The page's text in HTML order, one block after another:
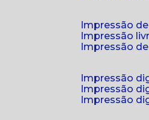
impressão
impressão
impressão
impressão
impressão
impressão